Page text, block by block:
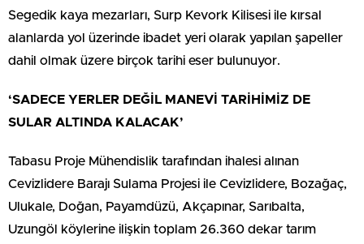
Segedik kaya mezarları, Surp Kevork Kilisesi ile kırsal
alanlarda yol üzerinde ibadet yeri olarak yapılan şapeller
dahil olmak üzere birçok tarihi eser bulunuyor.
‘SADECE YERLER DEĞİL MANEVİ TARİHİMİZ DE
SULAR ALTINDA KALACAK’
Tabasu Proje Mühendislik tarafından ihalesi alınan
Cevizlidere Barajı Sulama Projesi ile Cevizlidere, Bozağaç,
Ulukale, Doğan, Payamdüzü, Akçapınar, Sarıbalta,
Uzungöl köylerine ilişkin toplam 26.360 dekar tarım